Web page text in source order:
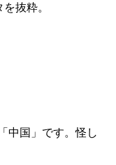
抜粋。
中国」です。怪し